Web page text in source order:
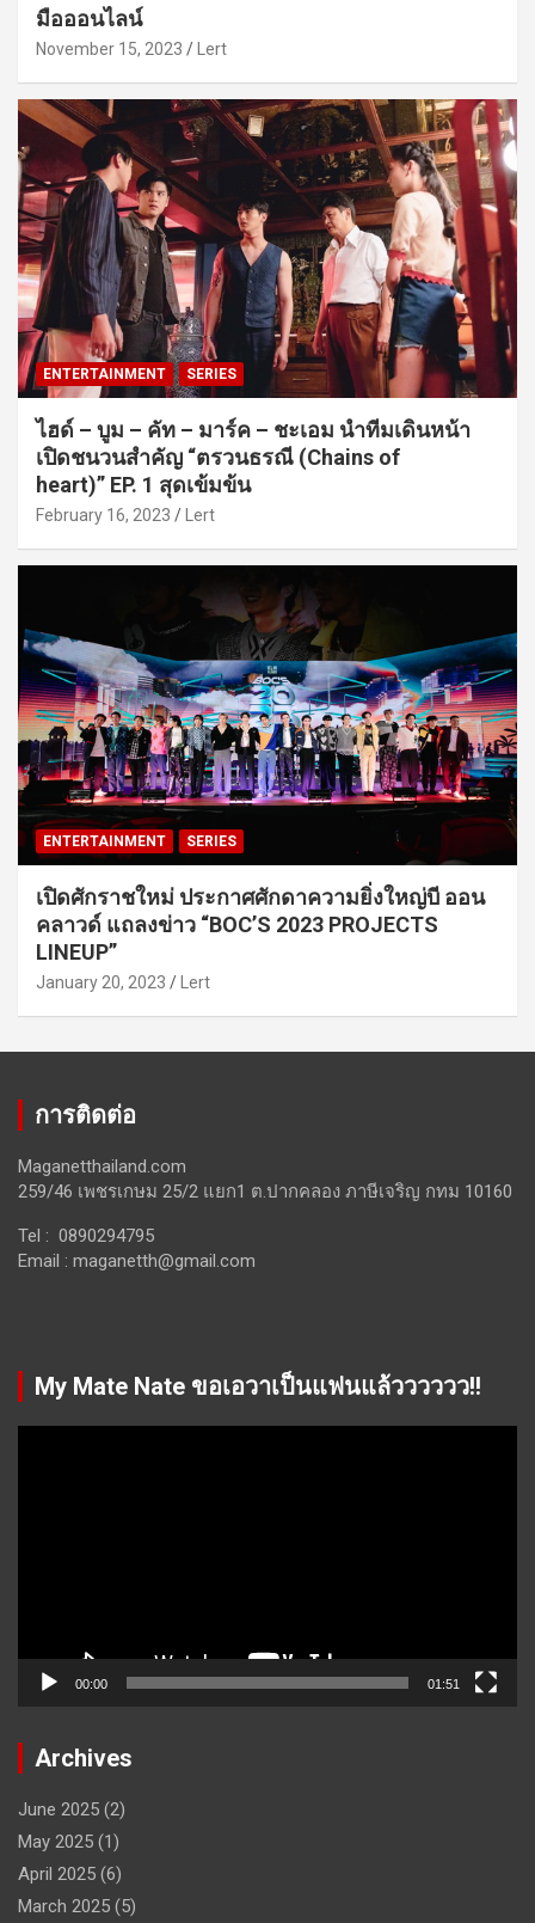
มือออนไลน์
November 15, 2023 Lert
ENTERTAINMENT SERIES
ไฮด์ – บูม – คัท – มาร์ค – ชะเอม นำทีมเดินหน้า
เปิดชนวนสำคัญ “ตรวนธรณี (Chains of
heart)” EP. 1 สุดเข้มข้น
February 16, 2023 Lert
ENTERTAINMENT SERIES
เปิดศักราชใหม่ ประกาศศักดาความยิ่งใหญ่บี ออน
คลาวด์ แถลงข่าว “BOC’S 2023 PROJECTS
LINEUP”
January 20, 2023 Lert
การติดต่อ
Maganetthailand.com
259/46 เพชรเกษม 25/2 แยก1 ต.ปากคลอง ภาษีเจริญ กทม 10160
Tel : 0890294795
Email : maganetth@gmail.com
My Mate Nate ขอเอวาเป็นแฟนแล้วววววว!!
00:00 01:51
Archives
June 2025 (2)
May 2025 (1)
April 2025 (6)
March 2025 (5)